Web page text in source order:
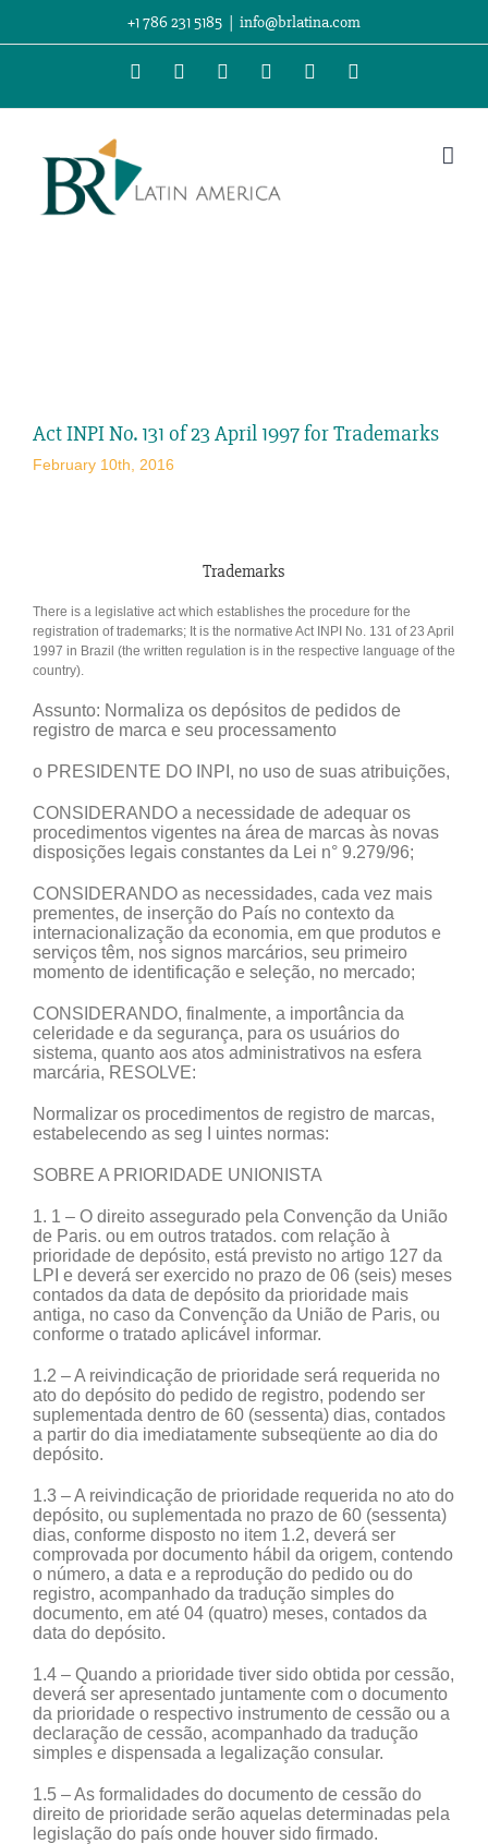
to
+1 786 231 5185 | info@brlatina.com
WhatsApp
LinkedInFacebookTwitterInstagram
Vimeo
Larger
Image
Act INPI No. 131 of 23 April 1997 for Trademarks
February 10th, 2016
Trademarks
There is a legislative act which establishes the procedure for the
registration of trademarks; It is the normative Act INPI No. 131 of 23 April
1997 in Brazil (the written regulation is in the respective language of the
country).
Assunto: Normaliza os depósitos de pedidos de
registro de marca e seu processamento
o PRESIDENTE DO INPI, no uso de suas atribuições,
CONSIDERANDO a necessidade de adequar os
procedimentos vigentes na área de marcas às novas
disposições legais constantes da Lei n° 9.279/96;
CONSIDERANDO as necessidades, cada vez mais
prementes, de inserção do País no contexto da
internacionalização da economia, em que produtos e
serviços têm, nos signos marcários, seu primeiro
momento de identificação e seleção, no mercado;
CONSIDERANDO, finalmente, a importância da
celeridade e da segurança, para os usuários do
sistema, quanto aos atos administrativos na esfera
marcária, RESOLVE:
Normalizar os procedimentos de registro de marcas,
estabelecendo as seg I uintes normas:
SOBRE A PRIORIDADE UNIONISTA
1. 1 – O direito assegurado pela Convenção da União
de Paris. ou em outros tratados. com relação à
prioridade de depósito, está previsto no artigo 127 da
LPI e deverá ser exercido no prazo de 06 (seis) meses
contados da data de depósito da prioridade mais
antiga, no caso da Convenção da União de Paris, ou
conforme o tratado aplicável informar.
1.2 – A reivindicação de prioridade será requerida no
ato do depósito do pedido de registro, podendo ser
suplementada dentro de 60 (sessenta) dias, contados
a partir do dia imediatamente subseqüente ao dia do
depósito.
1.3 – A reivindicação de prioridade requerida no ato do
depósito, ou suplementada no prazo de 60 (sessenta)
dias, conforme disposto no item 1.2, deverá ser
comprovada por documento hábil da origem, contendo
o número, a data e a reprodução do pedido ou do
registro, acompanhado da tradução simples do
documento, em até 04 (quatro) meses, contados da
data do depósito.
1.4 – Quando a prioridade tiver sido obtida por cessão,
deverá ser apresentado juntamente com o documento
da prioridade o respectivo instrumento de cessão ou a
declaração de cessão, acompanhado da tradução
simples e dispensada a legalização consular.
1.5 – As formalidades do documento de cessão do
direito de prioridade serão aquelas determinadas pela
legislação do país onde houver sido firmado.